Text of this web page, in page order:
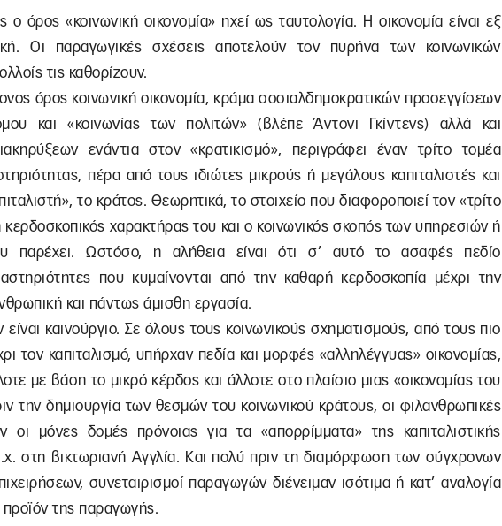
όρος «κοινωνική οικονομία» ηχεί ως ταυτολογία. Η οικονομία είναι εξ
Οι παραγωγικές σχέσεις αποτελούν τον πυρήνα των κοινωνικών
τις καθορίζουν.
όρος κοινωνική οικονομία, κράμα σοσιαλδημοκρατικών προσεγγίσεων
και «κοινωνίας των πολιτών» (βλέπε Άντονι Γκίντενς) αλλά και
ενάντια στον «κρατικισμό», περιγράφει έναν τρίτο τομέα
πέρα από τους ιδιώτες μικρούς ή μεγάλους καπιταλιστές και
το κράτος. Θεωρητικά, το στοιχείο που διαφοροποιεί τον «τρίτο
κερδοσκοπικός χαρακτήρας του και ο κοινωνικός σκοπός των υπηρεσιών ή
παρέχει. Ωστόσο, η αλήθεια είναι ότι σ’ αυτό το ασαφές πεδίο
που κυμαίνονται από την καθαρή κερδοσκοπία μέχρι την
και πάντως άμισθη εργασία.
καινούργιο. Σε όλους τους κοινωνικούς σχηματισμούς, από τους πιο
τον καπιταλισμό, υπήρχαν πεδία και μορφές «αλληλέγγυας» οικονομίας,
με βάση το μικρό κέρδος και άλλοτε στο πλαίσιο μιας «οικονομίας του
την δημιουργία των θεσμών του κοινωνικού κράτους, οι φιλανθρωπικές
οι μόνες δομές πρόνοιας για τα «απορρίμματα» της καπιταλιστικής
στη βικτωριανή Αγγλία. Και πολύ πριν τη διαμόρφωση των σύγχρονων
συνεταιρισμοί παραγωγών διένειμαν ισότιμα ή κατ’ αναλογία
της παραγωγής.